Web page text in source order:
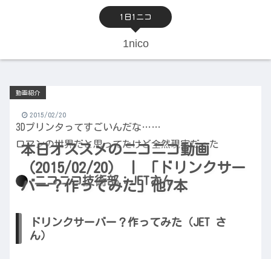
1日1ニコ
1nico
本日オススメのニコニコ動画
（2015/02/20） | 「ドリンクサー
バー？作ってみた」他7本
動画紹介
2015/02/20
3Dプリンタってすごいんだな……
ロマンの世界だと思ってたけど全然現実だった
ニコニコ技術部：JETさん
ドリンクサーバー？作ってみた（JET さ
ん）